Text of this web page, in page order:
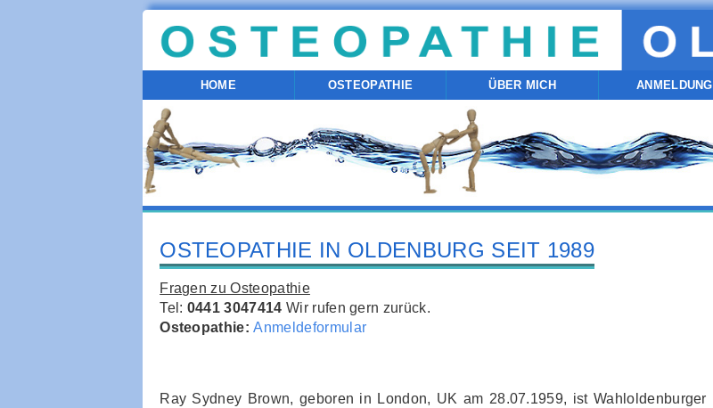
HOME OSTEOPATHIE ÜBER MICH ANMELDUNG
OSTEOPATHIE IN OLDENBURG SEIT 1989
Fragen zu Osteopathie
Tel: 0441 3047414 Wir rufen gern zurück.
Osteopathie:Anmeldeformular
Ray Sydney Brown, geboren in London, UK am 28.07.1959, ist Wahloldenburger